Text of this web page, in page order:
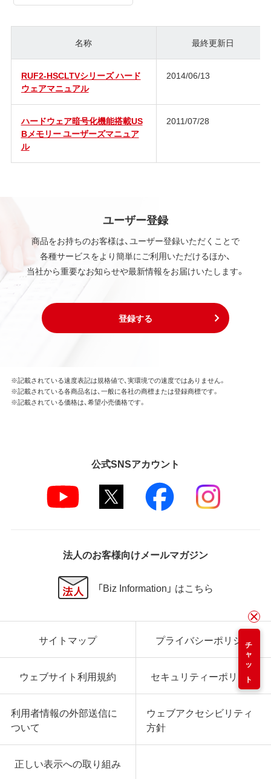
名称 最終更新日
RUF2-HSCLTVシリーズ ハード
ウェアマニュアル
2014/06/13
ハードウェア暗号化機能搭載US
Bメモリー ユーザーズマニュア
ル
2011/07/28
ユーザー登録
商品をお持ちのお客様は、ユーザー登録いただくことで
各種サービスをより簡単にご利用いただけるほか、
当社から重要なお知らせや最新情報をお届けいたします。
登録する
チャット
※記載されている速度表記は規格値で、実環境での速度ではありません。
※記載されている各商品名は、一般に各社の商標または登録商標です。
※記載されている価格は、希望小売価格です。
公式SNSアカウント
法人のお客様向けメールマガジン
「Biz Information」 はこちら
サイトマップ プライバシーポリシー
ウェブサイト利用規約 セキュリティーポリシー
利用者情報の外部送信に
ついて
ウェブアクセシビリティ
方針
正しい表示への取り組み